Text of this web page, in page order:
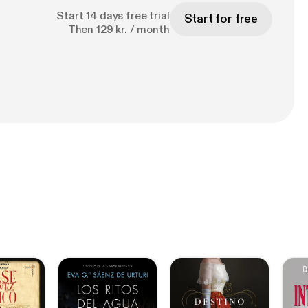
Start 14 days free trial
Then 129 kr. / month
Start for free